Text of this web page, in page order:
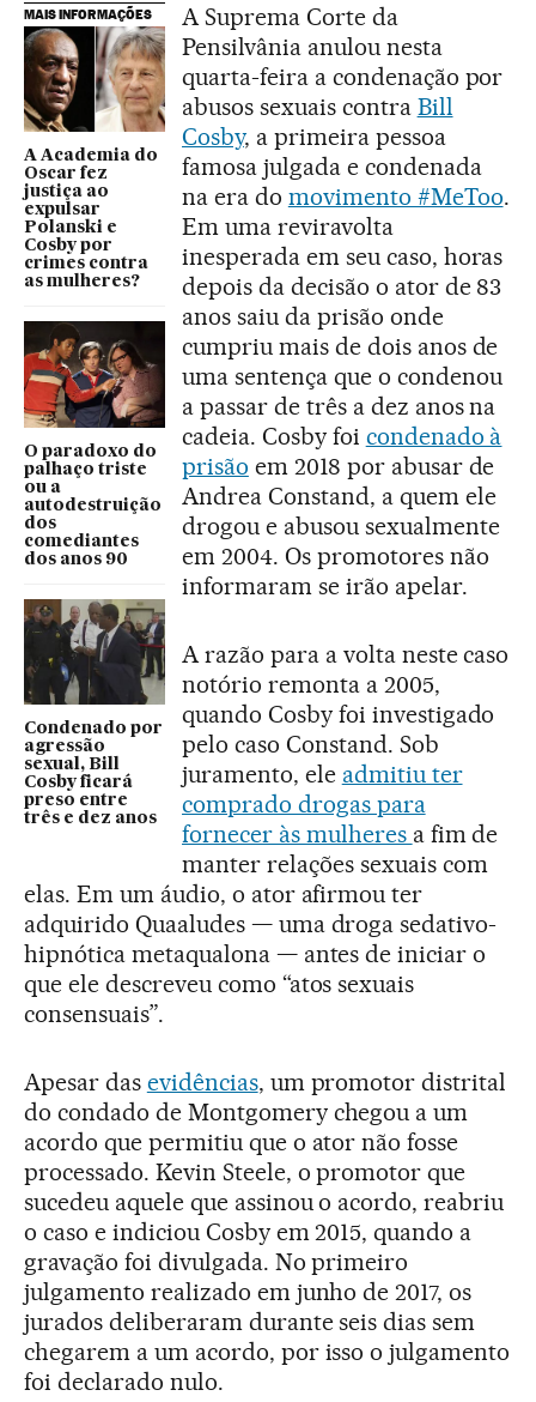
MAIS INFORMAÇÕES
A Academia do
Oscar fez
justiça ao
expulsar
Polanski e
Cosby por
crimes contra
as mulheres?
O paradoxo do
palhaço triste
ou a
autodestruição
dos
comediantes
dos anos 90
Condenado por
agressão
sexual, Bill
Cosby ficará
preso entre
três e dez anos
A Suprema Corte da
Pensilvânia anulou nesta
quarta-feira a condenação por
abusos sexuais contra Bill
Cosby, a primeira pessoa
famosa julgada e condenada
na era do movimento #MeToo.
Em uma reviravolta
inesperada em seu caso, horas
depois da decisão o ator de 83
anos saiu da prisão onde
cumpriu mais de dois anos de
uma sentença que o condenou
a passar de três a dez anos na
cadeia. Cosby foi condenado à
prisão em 2018 por abusar de
Andrea Constand, a quem ele
drogou e abusou sexualmente
em 2004. Os promotores não
informaram se irão apelar.
A razão para a volta neste caso
notório remonta a 2005,
quando Cosby foi investigado
pelo caso Constand. Sob
juramento, ele admitiu ter
comprado drogas para
fornecer às mulheres a fim de
manter relações sexuais com
elas. Em um áudio, o ator afirmou ter
adquirido Quaaludes — uma droga sedativo-
hipnótica metaqualona — antes de iniciar o
que ele descreveu como “atos sexuais
consensuais”.
Apesar das evidências, um promotor distrital
do condado de Montgomery chegou a um
acordo que permitiu que o ator não fosse
processado. Kevin Steele, o promotor que
sucedeu aquele que assinou o acordo, reabriu
o caso e indiciou Cosby em 2015, quando a
gravação foi divulgada. No primeiro
julgamento realizado em junho de 2017, os
jurados deliberaram durante seis dias sem
chegarem a um acordo, por isso o julgamento
foi declarado nulo.